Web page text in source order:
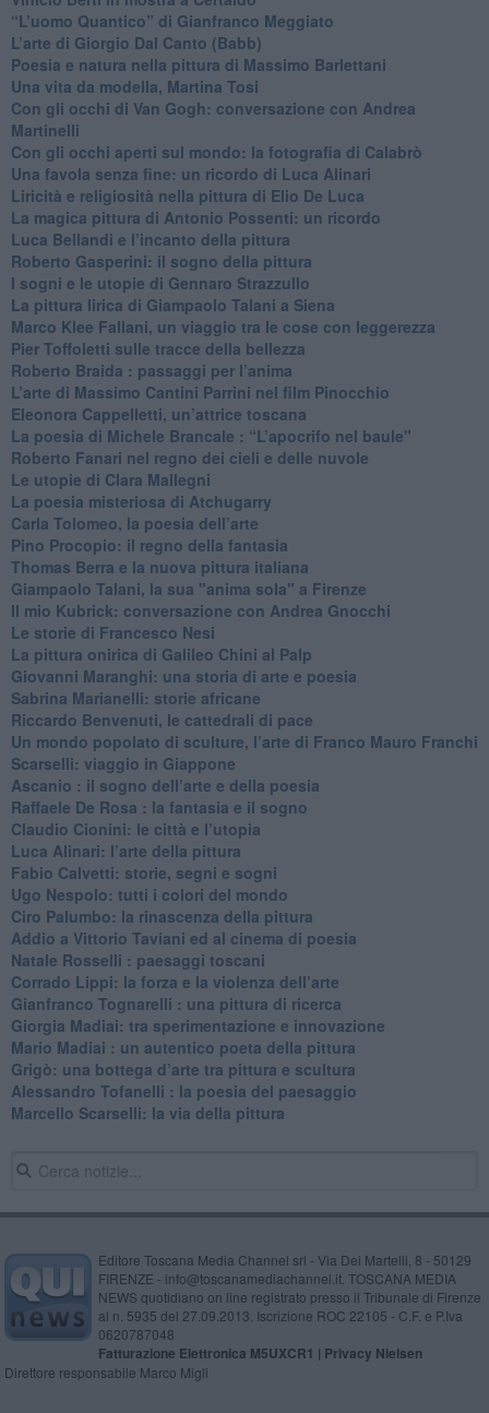
“L’uomo Quantico” di Gianfranco Meggiato
​L’arte di Giorgio Dal Canto (Babb)
Poesia e natura nella pittura di Massimo Barlettani
Una vita da modella, Martina Tosi
​Con gli occhi di Van Gogh: conversazione con Andrea
Martinelli
​Con gli occhi aperti sul mondo: la fotografia di Calabrò
Una favola senza fine: un ricordo di Luca Alinari
Liricità e religiosità nella pittura di Elio De Luca
La magica pittura di Antonio Possenti: un ricordo
Luca Bellandi e l’incanto della pittura
​Roberto Gasperini: il sogno della pittura
I sogni e le utopie di Gennaro Strazzullo
La pittura lirica di Giampaolo Talani a Siena
​Marco Klee Fallani, un viaggio tra le cose con leggerezza
​Pier Toffoletti sulle tracce della bellezza
​Roberto Braida : passaggi per l’anima
​L’arte di Massimo Cantini Parrini nel film Pinocchio
Eleonora Cappelletti, un’attrice toscana
​La poesia di Michele Brancale : “L’apocrifo nel baule"
Roberto Fanari nel regno dei cieli e delle nuvole
Le utopie di Clara Mallegni
​La poesia misteriosa di Atchugarry
Carla Tolomeo, la poesia dell’arte
Pino Procopio: il regno della fantasia
Thomas Berra e la nuova pittura italiana
Giampaolo Talani, la sua "anima sola" a Firenze
Il mio Kubrick: conversazione con Andrea Gnocchi
Le storie di Francesco Nesi
​La pittura onirica di Galileo Chini al Palp
​Giovanni Maranghi: una storia di arte e poesia
Sabrina Marianelli: storie africane
​Riccardo Benvenuti, le cattedrali di pace
​Un mondo popolato di sculture, l’arte di Franco Mauro Franchi
​Scarselli: viaggio in Giappone
​Ascanio : il sogno dell’arte e della poesia
Raffaele De Rosa : la fantasia e il sogno
​Claudio Cionini: le città e l’utopia
Luca Alinari: l’arte della pittura
​Fabio Calvetti: storie, segni e sogni
Ugo Nespolo: tutti i colori del mondo
​Ciro Palumbo: la rinascenza della pittura
​Addio a Vittorio Taviani ed al cinema di poesia
​Natale Rosselli : paesaggi toscani
​Corrado Lippi: la forza e la violenza dell’arte
Gianfranco Tognarelli : una pittura di ricerca
Giorgia Madiai: tra sperimentazione e innovazione
Mario Madiai : un autentico poeta della pittura
Grigò: una bottega d’arte tra pittura e scultura
Alessandro Tofanelli : la poesia del paesaggio
​Marcello Scarselli: la via della pittura
Editore Toscana Media Channel srl - Via Dei Martelli, 8 - 50129
FIRENZE - info@toscanamediachannel.it. TOSCANA MEDIA
NEWS quotidiano on line registrato presso il Tribunale di Firenze
al n. 5935 del 27.09.2013. Iscrizione ROC 22105 - C.F. e P.Iva
0620787048
Fatturazione Elettronica M5UXCR1 | Privacy Nielsen
Direttore responsabile Marco Migli